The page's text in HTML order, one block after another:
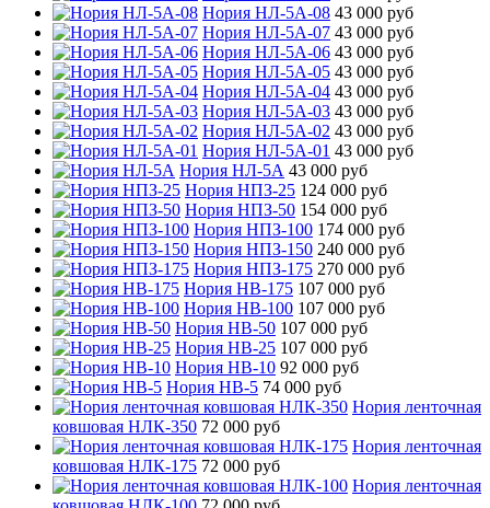
Нория НЛ-5А-08 43 000 руб
Нория НЛ-5А-07 43 000 руб
Нория НЛ-5А-06 43 000 руб
Нория НЛ-5А-05 43 000 руб
Нория НЛ-5А-04 43 000 руб
Нория НЛ-5А-03 43 000 руб
Нория НЛ-5А-02 43 000 руб
Нория НЛ-5А-01 43 000 руб
Нория НЛ-5А 43 000 руб
Нория НПЗ-25 124 000 руб
Нория НПЗ-50 154 000 руб
Нория НПЗ-100 174 000 руб
Нория НПЗ-150 240 000 руб
Нория НПЗ-175 270 000 руб
Нория НВ-175 107 000 руб
Нория НВ-100 107 000 руб
Нория НВ-50 107 000 руб
Нория НВ-25 107 000 руб
Нория НВ-10 92 000 руб
Нория НВ-5 74 000 руб
Нория ленточная
ковшовая НЛК-350 72 000 руб
Нория ленточная
ковшовая НЛК-175 72 000 руб
Нория ленточная